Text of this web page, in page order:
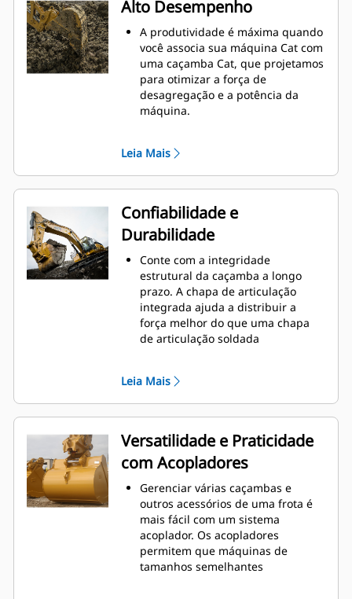
Alto Desempenho
A produtividade é máxima quando
você associa sua máquina Cat com
uma caçamba Cat, que projetamos
para otimizar a força de
desagregação e a potência da
máquina.
na caçamba. A folga maior do
braço de apoio garante que o
fundo da caçamba não seja
arrastado, reduzindo os custos de
manutenção.
O consumo de combustível atinge
o nível máximo durante a
escavação. As caçambas Cat foram
desenvolvidas para cortar
materiais rapidamente e
aprimorar a eficiência operacional
total da máquina.
Carregue mais material em menos
laterais da caçamba mantêm a
Leia Mais
Confiabilidade e
Durabilidade
Conte com a integridade
estrutural da caçamba a longo
prazo. A chapa de articulação
integrada ajuda a distribuir a
força melhor do que uma chapa
de articulação soldada
alta resistência, especialmente em
áreas que se desgastam muito
Proteja as áreas de grande
desgaste da caçamba que têm
maior contato com os materiais
com as Ferramentas de Penetração
no Solo (GET, Ground Engaging
Tools) Cat
Obtenha maior produção em
aplicações complexas, penetração
mais fácil em pilhas e tempos de
ciclo mais rápidos com a GET Cat
Advansys™
Leia Mais
Versatilidade e Praticidade
com Acopladores
Gerenciar várias caçambas e
outros acessórios de uma frota é
mais fácil com um sistema
acoplador. Os acopladores
permitem que máquinas de
tamanhos semelhantes